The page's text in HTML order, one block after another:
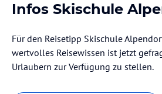
Infos Skischule
Für den Reisetipp Skischule
wertvolles Reisewissen ist jetzt
Urlaubern zur Verfügung zu stellen.